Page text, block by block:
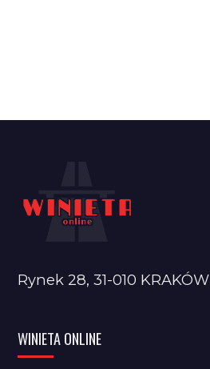
Rynek 28, 31-010 KRAKÓW
WINIETA ONLINE